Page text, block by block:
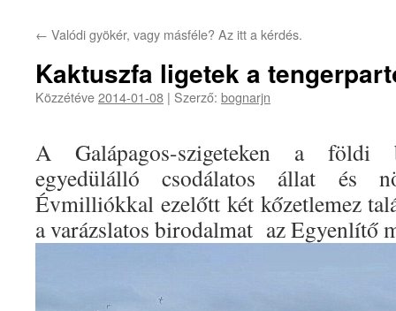
← Valódi gyökér, vagy másféle? Az itt a kérdés.
Kaktuszfa ligetek a
Közzétéve2014-01-08 | Szerző: bognarjn
A Galápagos-szigeteken a földi
egyedülálló csodálatos állat és
Évmilliókkal ezelőtt két kőzetlemez
a varázslatos birodalmat az Egyenlítő